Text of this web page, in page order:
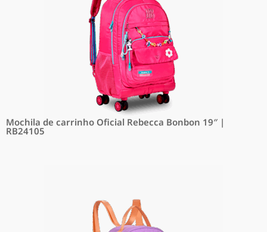
Mochila de carrinho Oficial Rebecca Bonbon 19″ |
RB24105